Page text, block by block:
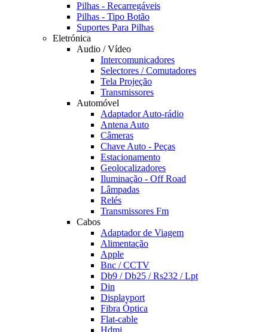
Pilhas - Recarregáveis
Pilhas - Tipo Botão
Suportes Para Pilhas
Eletrónica
Audio / Vídeo
Intercomunicadores
Selectores / Comutadores
Tela Projeção
Transmissores
Automóvel
Adaptador Auto-rádio
Antena Auto
Câmeras
Chave Auto - Peças
Estacionamento
Geolocalizadores
Iluminação - Off Road
Lâmpadas
Relés
Transmissores Fm
Cabos
Adaptador de Viagem
Alimentação
Apple
Bnc / CCTV
Db9 / Db25 / Rs232 / Lpt
Din
Displayport
Fibra Óptica
Flat-cable
Hdmi